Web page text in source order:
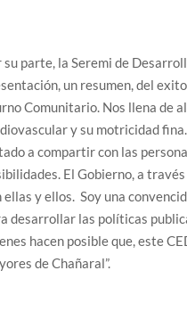
su parte, la Seremi de
un resumen, del
Comunitario. Nos llena de
y su motricidad
a compartir con las
El Gobierno, a
ellas y ellos. Soy una
desarrollar las políticas
hacen posible que, este
de Chañaral”.